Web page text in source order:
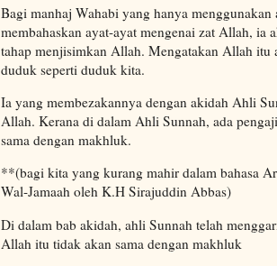
Bagi manhaj Wahabi yang hanya menggunakan
membahaskan ayat-ayat mengenai zat Allah, ia
tahap menjisimkan Allah. Mengatakan Allah itu
duduk seperti duduk kita.
Ia yang membezakannya dengan akidah Ahli
Allah. Kerana di dalam Ahli Sunnah, ada
sama dengan makhluk.
**(bagi kita yang kurang mahir dalam bahasa
Wal-Jamaah oleh K.H Sirajuddin Abbas)
Di dalam bab akidah, ahli Sunnah telah
Allah itu tidak akan sama dengan makhluk